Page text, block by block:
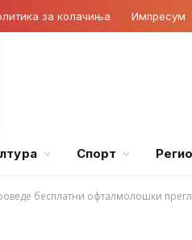
за колачиња Импресум
Спорт
бесплатни офталмолошки